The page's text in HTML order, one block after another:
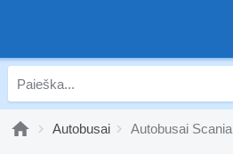
Autobusai Autobusai Scania